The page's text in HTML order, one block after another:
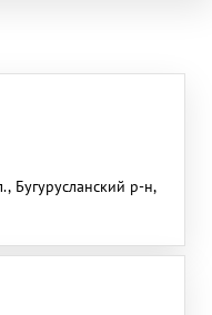
Бугурусланский р-н,